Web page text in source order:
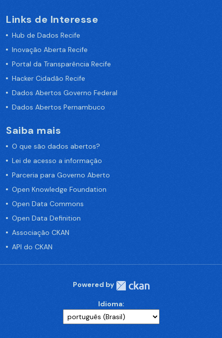
Links de Interesse
Hub de Dados Recife
Inovação Aberta Recife
Portal da Transparência Recife
Hacker Cidadão Recife
Dados Abertos Governo Federal
Dados Abertos Pernambuco
Saiba mais
O que são dados abertos?
Lei de acesso a informação
Parceria para Governo Aberto
Open Knowledge Foundation
Open Data Commons
Open Data Definition
Associação CKAN
API do CKAN
Powered by
Idioma